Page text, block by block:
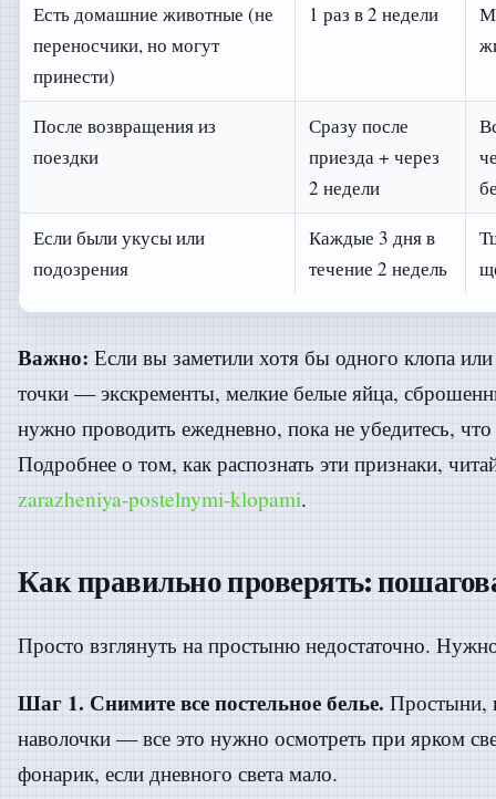
Есть домашние животные (не
переносчики, но могут
принести)
1 раз в 2 недели
После возвращения из
поездки
Сразу после
приезда + через
2 недели
Если были укусы или
подозрения
Каждые 3 дня в
течение 2 недель
Важно: Если вы заметили хотя бы одного клопа
точки — экскременты, мелкие белые яйца,
нужно проводить ежедневно, пока не убедитесь,
Подробнее о том, как распознать эти признаки,
zarazheniya-postelnymi-klopami.
Как правильно проверять:
Просто взглянуть на простыню недостаточно.
Шаг 1. Снимите все постельное белье. Простыни,
наволочки — все это нужно осмотреть при ярком
фонарик, если дневного света мало.